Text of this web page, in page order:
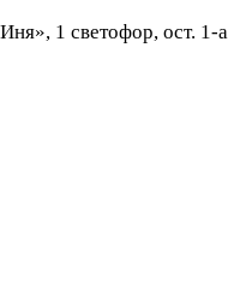
1 светофор, ост.